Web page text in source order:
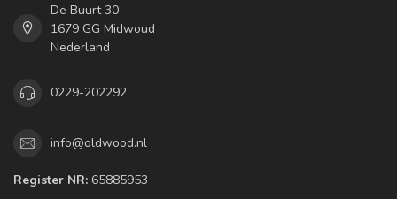
De Buurt 30
1679 GG Midwoud
Nederland
0229-202292
info@oldwood.nl
Register NR: 65885953